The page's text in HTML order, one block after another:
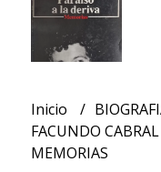
Inicio
FACUNDO
MEMORIAS